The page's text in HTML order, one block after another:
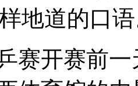
地道的口
赛开赛前